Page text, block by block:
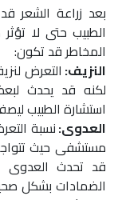
بعد زراعة الشعر
الطبيب حتى لا
المخاطر قد تكون:
النزيف: التعرض
لكنه قد يحدث
استشارة الطبيب
العدوى:نسبة
مستشفى حيث
قد تحدث العدوى
الضمادات بشكل